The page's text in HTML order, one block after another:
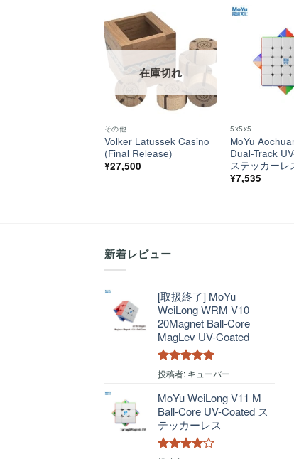
ほし
い！
在庫切れ
その他
Volker Latussek Casino
(Final Release)
¥27,500
5x5x5
MoYu
Dual-Track
ステッカーレ
¥7,535
新着レビュー
[取扱終了] MoYu
WeiLong WRM V10
20Magnet Ball-Core
MagLev UV-Coated
5段階中 5 の
評価
投稿者: キューバー
MoYu WeiLong V11 M
Ball-Core UV-Coated ス
テッカーレス